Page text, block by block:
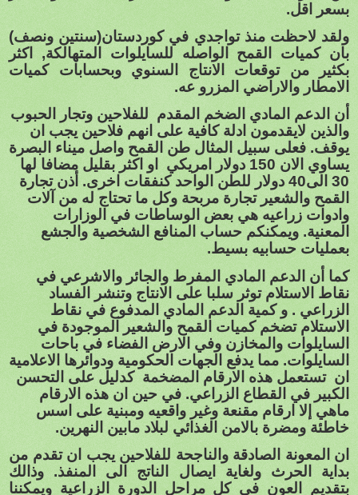
بسعر اقل.
ولقد لاحظت منذ تواجدي في كوردستان(سنتين ونصف)
بان كميات القمح الواصله للسايلوات المتهالكة, اكثر
بكثير من توقعات الانتاج السنوي وبحسابات كميات
الامطار والاراضي المزرو عه.
أن الدعم المادي الضخم المقدم للفلاحين وتجار الحبوب
والذين لايقدمون ادلة كافية على انهم فلاحين يجب ان
يوقف. فعلى سبيل المثال طن القمح واصل ميناء البصرة
يساوي الان 150 دولار امريكي او اكثر بقليل مضافا لها
30 الى40 دولار للطن الواحد كنفقات اخرى. أذن تجارة
القمح والشعير تجارة مربحة وكل ما تحتاج له من آلات
وادوات زراعيه هي بعض الوساطات في الوزارات
المعنية. ويمكنكم حساب المنافع الشخصية والجشع
بعمليات حسابيه بسيط.
كما أن الدعم المادي المفرط والجائر والاشرعي في
نقاط الاستلام توثر سلبا على الانتاج وتنشر الفساد
الزراعي . و كمية الدعم المادي المدفوع في نقاط
الاستلام تضخم كميات القمح والشعير الموجودة في
السايلوات والمخازن وفي الارض الفضاء في باحات
السايلوات. مما يدفع الجهات الحكومية ودوائرها الاعلامية
ان تستعمل هذه الارقام المضخمة كدليل على التحسن
الكبير في القطاع الزراعي. في حين ان هذه الارقام
ماهي إلا ارقام مقنعة وغير واقعيه ومبنية على اسس
خاطئة ومضرة بالامن الغذائي لبلاد مابين النهرين.
ان المعونة الصادقة والناجحة للفلاحين يجب ان تقدم من
بداية الحرث ولغاية ايصال الناتج الى المنفذ. وذالك
بتقديم العون في كل مراحل الدورة الزراعية ويمكننا